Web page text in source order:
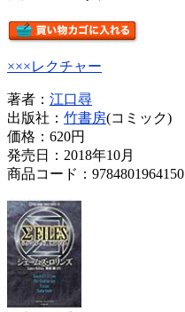
×××レクチャー
著者： 江口尋
出版社： 竹書房(コミック)
価格： 620円
発売日：2018年10月
商品コード：9784801964150